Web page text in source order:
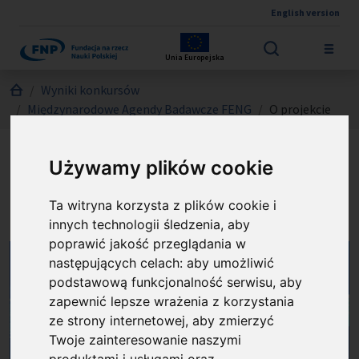
Używamy plików cookie
Ta witryna korzysta z plików cookie i
innych technologii śledzenia, aby
poprawić jakość przeglądania w
następujących celach:aby umożliwić
podstawową funkcjonalność serwisu,aby
zapewnić lepsze wrażenia z korzystania
ze strony internetowej,aby zmierzyć
Twoje zainteresowanie naszymi
English version
Unia Europejska
Jesteś tutaj:Wyniki konkursów
Międzynarodowe Agendy Badawcze FENG
O projekcie
Centrum Wiarygodnej
Sztucznej Inteligencji